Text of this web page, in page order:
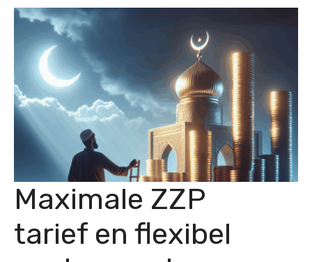
Maximale ZZP
tarief en flexibel